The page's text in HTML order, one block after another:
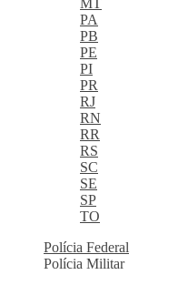
PA
PB
PE
PI
PR
RJ
RN
RR
RS
SC
SE
SP
TO
Polícia Federal
Polícia Militar